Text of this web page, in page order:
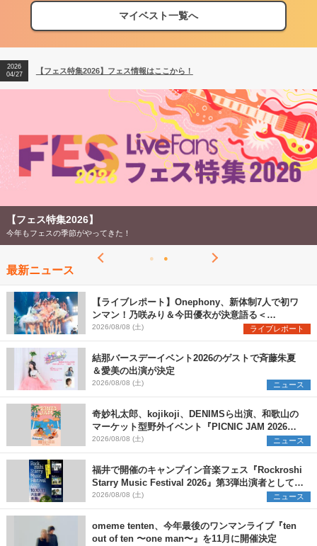
マイベスト一覧へ
【フェス特集2026】フェス情報はここから！
【ライブ動員ランキング】2026年上半期編発表！
2026
04/27
【フェス特集2026】フェス情報はここから！
2026
【ライブ動員ランキング】2026年上半期編発表！
【フェス特集2026】
今年もフェスの季節がやってきた！
最新ニュース
【ライブレポート】Onephony、新体制7人で初ワ
ンマン！乃咲みり＆今田優衣が決意語る＜
Onephony新体制1st Oneman Live はじまりの夏
＞
2026/08/08 (土) ライブレポート
結那バースデーイベント2026のゲストで斉藤朱夏
＆愛美の出演が決定
2026/08/08 (土) ニュース
奇妙礼太郎、kojikoji、DENIMSら出演、和歌山の
マーケット型野外イベント『PICNIC JAM 2026』
早割チケット発売開始
2026/08/08 (土) ニュース
福井で開催のキャンプイン音楽フェス『Rockroshi
Starry Music Festival 2026』第3弾出演者として
SCOOBIE DO、かりゆし58、Reiを発表
2026/08/08 (土) ニュース
omeme tenten、今年最後のワンマンライブ『ten
out of ten 〜one man〜』を11月に開催決定